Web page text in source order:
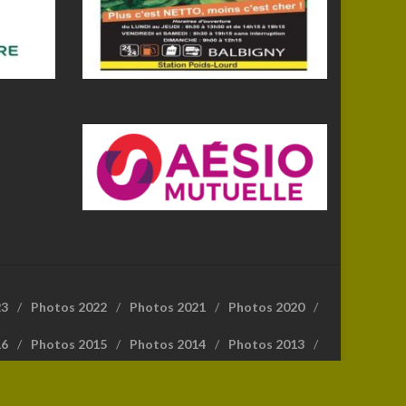
Photos 2022 Photos 2021 Photos 2020
Photos 2015 Photos 2014 Photos 2013